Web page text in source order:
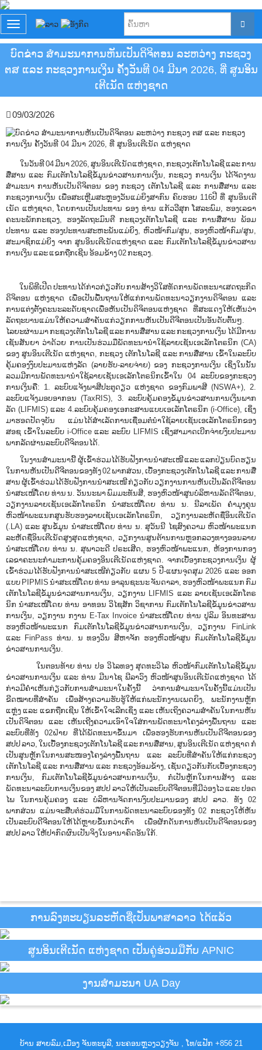
T
o
g
g
l
v
g
a
ບົດຂ່າວ ສຳມະນາການຫັນເປັນດິຈິຕອນ ລະຫວ່າງ ກະຊວງ
ຕສ ແລະ ກະຊວງການເງິນ ຄັ້ງວັນທີ 04 ມີນາ 2026, ທີ່ ສູນອິນ
ເຕີເນັດ ແຫ່ງຊາດ
09/03/2026
ໃນວັນທີ 04 ມີນາ 2026, ສູນອິນເຕີເນັດແຫ່ງຊາດ, ກະຊວງເຕັກໂນໂລຊີ ແລະ ການ
ສື່ສານ ແລະ ກົມເຕັກໂນໂລຊີຂໍ້ມູນຂ່າວສານການເງິນ, ກະຊວງ ການເງິນ ໄດ້ຈັດງານ
ສໍາມະນາ ການຫັນເປັນດິຈິຕອນ ຂອງ ກະຊວງ ເຕັກໂນໂລຊີ ແລະ ການສື່ສານ ແລະ
ກະຊວງການເງິນ ເພື່ອສະເຫຼີມສະຫຼອງວັນແມ່ຍິງສາກົນ ຄົບຮອບ 116ປີ ທີ່ ສູນອິນເຕີ
ເນັດ ແຫ່ງຊາດ, ໂດຍການເປັນປະທານ ຂອງ ທ່ານ ແກ້ວວີສຸກ ໂສລະພົມ, ຮອງເລຂາ
ຄະນະພັກກະຊວງ, ຮອງລັດຖະມົນຕີ ກະຊວງເຕັກໂນໂລຊີ ແລະ ການສື່ສານ ພ້ອມ
ປະທານ ແລະ ຮອງປະທານສະຫະພັນແມ່ຍິງ, ຫົວໜ້າກົມ/ສູນ, ຮອງຫົວໜ້າກົມ/ສູນ,​
ສະມາຊິກແມ່ຍິງ ຈາກ ສູນອິນເຕີເນັດແຫ່ງຊາດ ແລະ ກົມເຕັກໂນໂລຊີຂໍ້ມູນຂ່າວສານ
ການເງິນ ແລະ ແຂກຖືກເຊີນ ອ້ອມຂ້າງ 02 ກະຊວງ.
ໃນພິທີເປີດ ປະທານໄດ້ກ່າວກ່ຽວກັບ ການສ້າງວິໃສທັດການພັດທະນາເສດຖະກິດ
ດິຈິຕອນ ແຫ່ງຊາດ ເພື່ອເປັນພື້ນຖານໃຫ້ແກ່ການພັດທະນາວຽກງານດິຈິຕອນ ແລະ
ການແຕ່ງຕັ້ງຄະນະລະດັບຊາດເພື່ອຫັນເປັນດິຈິຕອນແຫ່ງຊາດ ທີ່ສະແດງໃຫ້ເຫັນວ່າ
ລັດຖະບານແມ່ນໃຫ້ຄວາມສຳຄັນແກ່ວຽກການຫັນເປັນດີຈີຕອນເປັນອັນດັບຕົ້ນໆ.
ໄລຍະຜ່ານມາ ກະຊວງເຕັກໂນໂລຊີ ແລະ ການສື່ສານ ແລະ ກະຊວງການເງິນ ໄດ້ມີການ
ເຊັນສັນຍາ ວ່າດ້ວຍ ການເປັນຮ່ວມມືພັດທະນານໍາໃຊ້ລາຍເຊັນເອເລັກໂຕຣນິກ (CA)
ຂອງ ສູນອິນເຕີເນັດ ແຫ່ງຊາດ, ກະຊວງ ເຕັກໂນໂລຊີ ແລະ ການສື່ສານ ເຂົ້າໃນລະບົບ
ຄຸ້ມຄອງງົບປະມານແຫ່ງລັດ (ລາຍຮັບ-ລາຍຈ່າຍ) ຂອງ ກະຊວງການເງິນ ເຊິ່ງໃນນັ້ນ
ລວມມີການພັດທະນານຳໃຊ້ລາຍເຊັນເອເລັກໂຕຣນິກເຂົ້າໃນ 04 ລະບົບຂອງກະຊວງ
ການເງິນຄື: 1. ລະບົບແຈ້ງພາສີປະຕູດຽວ ແຫ່ງຊາດ ຂອງກົມພາສີ (NSWA+), 2.
ລະບົບແຈ້ງມອບອາກອນ (TaxRIS), 3. ລະບົບຄຸ້ມຄອງຂໍ້ມູນຂ່າວສານການເງິນພາກ
ລັດ (LIFMIS) ແລະ 4.ລະບົບຄຸ້ມຄອງເອກະສານແບບເອເລັກໂຕຣນິກ (i-Office), ເຊິ່ງ
ມາຮອດປັດຈຸບັນ ແມ່ນໄດ້ສໍາເລັດການເຊື່ອມຕໍ່ນຳໃຊ້ລາຍເຊັນເອເລັກໂຕຣນິກຂອງ
ສອຊ ເຂົ້າໃນລະບົບ i-Office ແລະ ລະບົບ LIFMIS ເຊິ່ງສາມາດເບີກຈ່າຍງົບປະມານ
ພາກລັດຜ່ານລະບົບດີຈິຕອນໄດ້.
ໃນງານສໍາມະນານີ້ ຜູ້ເຂົ້າຮ່ວມໄດ້ຮັບຟັງການນຳສະເໜີ ແລະ ແລກປ່ຽນບົດຮຽນ
ໃນການຫັນເປັນດີຈີຕອນຂອງທັງ 02 ພາກສ່ວນ, ເບື້ອງກະຊວງເຕັກໂນໂລຊີ ແລະ ການສື່
ສານ ຜູ້ເຂົ້າຮ່ວມໄດ້ຮັບຟັງການນຳສະເໜີ ກ່ຽວກັບ ວຽກງານການຫັນເປັນລັດດີຈີຕອນ
ນໍາສະເໜີໂດຍ ທ່ານ ນ. ວັນນະພາ ພົມມະທັນສີ, ຮອງຫົວໜ້າສູນບໍລິຫານລັດດີຈີຕອນ,
ວຽກງານລາຍເຊັນເອເລັກໂຕຣນິກ ນໍາສະເໜີໂດຍ ທ່ານ ນ. ນີລາເພັດ ຄໍາມຸງຄຸນ
ຫົວໜ້າພະແນກສູນຮັບຮອງລາຍເຊັນເອເລັກໂຕຣນິກ, ວຽກງານລະຫັດຊື່ອິນເຕີເນັດ
(.LA) ແລະ ສູນຂໍ້ມູນ ນໍາສະເໜີໂດຍ ທ່ານ ນ. ສຸວັນນີ ໄຊສົງຄວາມ ຫົວໜ້າພະແນກ
ລະຫັດຊື່ອິນເຕີເນັດສູງສຸດແຫ່ງຊາດ, ວຽກງານສູນຕ້ານການຫຼອກລວງທາງອອນລາຍ
ນໍາສະເໜີໂດຍ ທ່ານ ນ. ສຸພາວະດີ ປຣະເສີດ, ຮອງຫົວໜ້າພະແນກ, ຫ້ອງການກອງ
ເລຂາຄະນະກໍາມະການຄຸ້ມຄອງອິນເຕີເນັດແຫ່ງຊາດ. ຈາກເບື້ອງກະຊວງການເງິນ ຜູ້
ເຂົ້າຮ່ວມໄດ້ຮັບຟັງການນຳສະເໜີກ່ຽວກັບ ແຜນ 5 ປີ-ແຜນຈຸດສຸມ 2026 ແລະ ອອກ
ແບບ PIPMIS ນໍາສະເໜີໂດຍ ທ່ານ ອາລຸນຊະນະ ຈັນດາລາ, ຮອງຫົວໜ້າພະແນກ ກົມ
ເຕັກໂນໂລຊີຂໍ້ມູນຂ່າວສານການເງິນ, ວຽກງານ LIFMIS ແລະ ລາຍເຊັນເອເລັກໂຕຣ
ນິກ ນໍາສະເໜີໂດຍ ທ່ານ ອາທອນ ວິໄຊສັກ ວິຊາການ ກົມເຕັກໂນໂລຊີຂໍ້ມູນຂ່າວສານ
ການເງິນ, ວຽກງານ ກງານ E-Tax Invoice ນໍາສະເໜີໂດຍ ທ່ານ ປູລິມ ອິນທະສານ
ຮອງຫົວໜ້າພະແນກ ກົມເຕັກໂນໂລຊີຂໍ້ມູນຂ່າວສານການເງິນ, ວຽກງານ FinLink
ແລະ FinPass ທ່ານ. ນ ທອງວິນ ສີຫາຈັກ ຮອງຫົວໜ້າສູນ ກົມເຕັກໂນໂລຊີຂໍ້ມູນ
ຂ່າວສານການເງິນ.
ໃນຕອນທ້າຍ ທ່ານ ປອ ວິໄລທອງ ສຸດທະວິໄລ ຫົວໜ້າກົມເຕັກໂນໂລຊີຂໍ້ມູນ
ຂ່າວສານການເງິນ ແລະ ທ່ານ ມີນາໄຊ ພີລາວົງ ຫົວໜ້າສູນອິນເຕີເນັດແຫ່ງຊາດ ໄດ້
ກ່າວມີຄຳເຫັນກ່ຽວກັບການສຳມະນາໃນຄັ້ງນີ້ ວ່າການສຳມະນາໃນຄັ້ງນີ້ແມ່ນເປັນ
ຂີດໝາຍທີ່ສຳຄັນ ເພື່ອສ້າງຄວາມຮັບຮູ້ໃຫ້ແກ່ພະນັກງານເພດຍິງ, ພະນັກງານຫຼັກ
ແຫຼ່ງ ແລະ ແຂກຖືກເຊີນ ໃຫ້ເຂົ້າໃຈເລີກເຊິ່ງ ແລະ ເຫັນເຖິງຄວາມສຳຄັນໃນການຫັນ
ເປັນດິຈິຕອນ ແລະ ເຫັນເຖີງຄວາມເອົາໃຈໃສ່ການພັດທະນາໂຄງລ່າງພື້ນຖານ ແລະ
ລະບົບທີ່ທັງ 02ຝ່າຍ ທີ່ໄດ້ພັດທະນາຂຶ້ນມາ ເພື່ອຮອງຮັບການຫັນເປັນດີຈີຕອນຂອງ
ສປປ ລາວ, ໃນເບື້ອງກະຊວງເຕັກໂນໂລຊີ ແລະ ການສື່ສານ, ສູນອິນເຕີເນັດ ແຫ່ງຊາດ ກໍ່
ເປັນສູນຫຼັກໃນການສະໜອງໂຄງລ່າງພື້ນຖານ ແລະ ລະບົບທີ່ສຳຄັນໃຫ້ແກ່ກະຊວງ
ເຕັກໂນໂລຊີ ແລະ ການສື່ສານ ແລະ ກະຊວງອ້ອມຂ້າງ, ເຊັ່ນດຽວກັນກັບເບື້ອງກະຊວງ
ການເງິນ, ກົມເຕັກໂນໂລຊີຂໍ້ມູນຂ່າວສານການເງິນ, ກໍ່ເປັນຫຼັກໃນການສ້າງ ແລະ
ພັດທະນາລະບົບການເງິນຂອງ ສປປ ລາວໃຫ້ເປັນລະບົບດີຈີຕອນທີ່ມີວ່ອງໄວ ແລະ ປອດ
ໄພ ໃນການຄຸ້ມຄອງ ແລະ ບໍລິຫານຈັດການງົບປະມານຂອງ ສປປ ລາວ. ທັງ 02
ພາກສ່ວນ ແມ່ນຈະສືບຕໍ່ຮ່ວມມືໃນການພັດທະນາລະບົບຂອງທັງ 02 ກະຊວງໃຫ້ຫັນ
ເປັນລະບົບດີຈີຕອນໃຫ້ໄດ້ຫຼາຍຂຶ້ນກວ່າເກົ່າ ເພື່ອຜັກດັນການຫັນເປັນດີຈິຕອນຂອງ
ສປປ ລາວ ໃຫ້ປາກົດຜົນເປັນຈິງໃນອານາຄົດອັນໃກ້.
ການລົງທະບຽນລະຫັດຊື່ເປັນພາສາລາວ ໄດ້ແລ້ວ
ສູນອິນເຕີເນັດ ແຫ່ງຊາດ ເປັນຄູ່ຮ່ວມມືກັບ APNIC
ງານສຳມະນາ UA Day
ບ້ານ ສາຍລົມ,ເມືອງ ຈັນທະບູລີ, ນະຄອນຫຼວງວຽງຈັນ , ໂທ/ແຟັກ +856 21